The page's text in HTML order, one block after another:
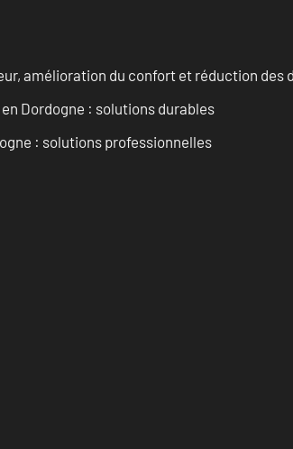
amélioration du confort et réduction des
Dordogne : solutions durables
: solutions professionnelles